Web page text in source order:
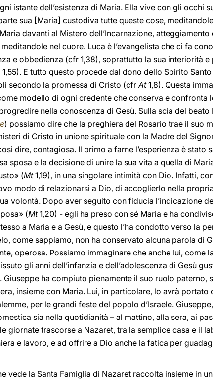
istante dell’esistenza di Maria. Ella vive con gli occhi
sua [Maria] custodiva tutte queste cose,
davanti al Mistero dell’Incarnazione,
nel cuore. Luca è l’evangelista che ci fa
e obbedienza (cfr 1,38), soprattutto la sua interiorità
E tutto questo procede dal dono dello Spirito
secondo la promessa di Cristo (cfrAt1,8). Questa
modello di ogni credente che conserva e confronta
nella conoscenza di Gesù. Sulla scia del beato
) possiamo dire che la preghiera del Rosario trae il suo
di Cristo in unione spirituale con la Madre del
dire, contagiosa. Il primo a farne l’esperienza è stato
sposa e la decisione di unire la sua vita a quella di
(Mt1,19), in una singolare intimità con Dio. Infatti,
modo di relazionarsi a Dio, di accoglierlo nella
volontà. Dopo aver seguito con fiducia l’indicazione
(Mt1,20) - egli ha preso con sé Maria e ha
a Maria e a Gesù, e questo l’ha condotto verso la
come sappiamo, non ha conservato alcuna parola di
operosa. Possiamo immaginare che anche lui, come
gli anni dell’infanzia e dell’adolescenza di Gesù
ha compiuto pienamente il suo ruolo paterno,
insieme con Maria. Lui, in particolare, lo avrà portato
per le grandi feste del popolo d’Israele.
sia nella quotidianità – al mattino, alla sera, ai
giornate trascorse a Nazaret, tra la semplice casa e il
e lavoro, e ad offrire a Dio anche la fatica per
vede la Santa Famiglia di Nazaret raccolta insieme in